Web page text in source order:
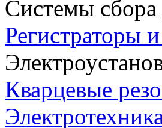
Системы
Регистраторы
Кварцевые